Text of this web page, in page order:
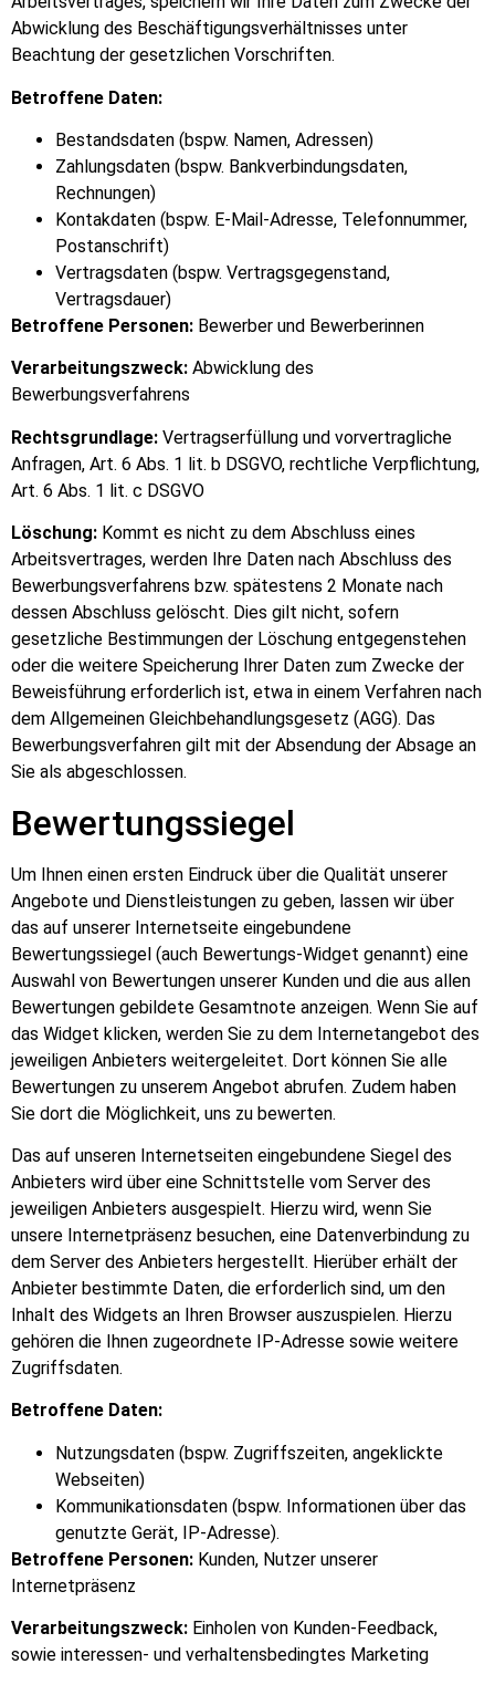
Abwicklung des Beschäftigungsverhältnisses unter
Beachtung der gesetzlichen Vorschriften.
Betroffene Daten:
Bestandsdaten (bspw. Namen, Adressen)
Zahlungsdaten (bspw. Bankverbindungsdaten,
Rechnungen)
Kontakdaten (bspw. E-Mail-Adresse, Telefonnummer,
Postanschrift)
Vertragsdaten (bspw. Vertragsgegenstand,
Vertragsdauer)
Betroffene Personen: Bewerber und Bewerberinnen
Verarbeitungszweck: Abwicklung des
Bewerbungsverfahrens
Rechtsgrundlage: Vertragserfüllung und vorvertragliche
Anfragen, Art. 6 Abs. 1 lit. b DSGVO, rechtliche Verpflichtung,
Art. 6 Abs. 1 lit. c DSGVO
Löschung: Kommt es nicht zu dem Abschluss eines
Arbeitsvertrages, werden Ihre Daten nach Abschluss des
Bewerbungsverfahrens bzw. spätestens 2 Monate nach
dessen Abschluss gelöscht. Dies gilt nicht, sofern
gesetzliche Bestimmungen der Löschung entgegenstehen
oder die weitere Speicherung Ihrer Daten zum Zwecke der
Beweisführung erforderlich ist, etwa in einem Verfahren nach
dem Allgemeinen Gleichbehandlungsgesetz (AGG). Das
Bewerbungsverfahren gilt mit der Absendung der Absage an
Sie als abgeschlossen.
Bewertungssiegel
Um Ihnen einen ersten Eindruck über die Qualität unserer
Angebote und Dienstleistungen zu geben, lassen wir über
das auf unserer Internetseite eingebundene
Bewertungssiegel (auch Bewertungs-Widget genannt) eine
Auswahl von Bewertungen unserer Kunden und die aus allen
Bewertungen gebildete Gesamtnote anzeigen. Wenn Sie auf
das Widget klicken, werden Sie zu dem Internetangebot des
jeweiligen Anbieters weitergeleitet. Dort können Sie alle
Bewertungen zu unserem Angebot abrufen. Zudem haben
Sie dort die Möglichkeit, uns zu bewerten.
Das auf unseren Internetseiten eingebundene Siegel des
Anbieters wird über eine Schnittstelle vom Server des
jeweiligen Anbieters ausgespielt. Hierzu wird, wenn Sie
unsere Internetpräsenz besuchen, eine Datenverbindung zu
dem Server des Anbieters hergestellt. Hierüber erhält der
Anbieter bestimmte Daten, die erforderlich sind, um den
Inhalt des Widgets an Ihren Browser auszuspielen. Hierzu
gehören die Ihnen zugeordnete IP-Adresse sowie weitere
Zugriffsdaten.
Betroffene Daten:
Nutzungsdaten (bspw. Zugriffszeiten, angeklickte
Webseiten)
Kommunikationsdaten (bspw. Informationen über das
genutzte Gerät, IP-Adresse).
Betroffene Personen: Kunden, Nutzer unserer
Internetpräsenz
Verarbeitungszweck: Einholen von Kunden-Feedback,
sowie interessen- und verhaltensbedingtes Marketing